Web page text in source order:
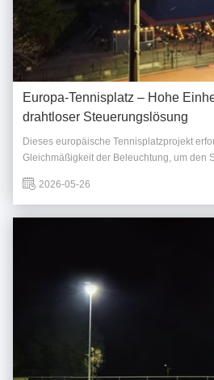
Europa-Tennisplatz – Hohe
drahtloser Steuerungslösung
Dieses europäische Tennisplatzprojekt
Gleichmäßigkeit der Beleuchtung, um den
drahtlosen Steuerungssystems für einen
Betrieb. Unsere Beleuchtungslösung
2026-05-26